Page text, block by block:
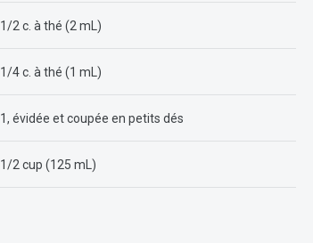
1/2 c. à thé (2 mL)
1/4 c. à thé (1 mL)
1, évidée et coupée en petits dés
1/2 cup (125 mL)